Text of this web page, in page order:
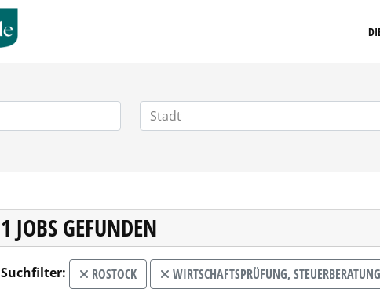
1 JOBS GEFUNDEN
Suchfilter: ROSTOCK WIRTSCHAFTSPRÜFUNG,